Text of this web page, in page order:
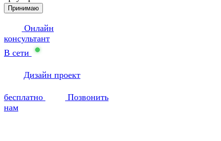
Принимаю
Онлайн
консультант
В сети
Дизайн проект
бесплатно
Позвонить
нам